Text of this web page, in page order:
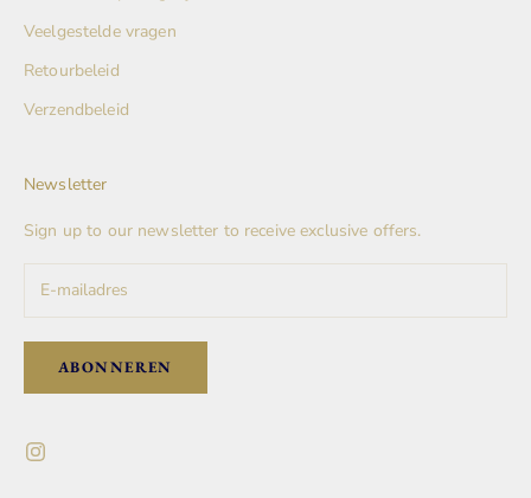
Veelgestelde vragen
Retourbeleid
Verzendbeleid
Newsletter
Sign up to our newsletter to receive exclusive offers.
ABONNEREN